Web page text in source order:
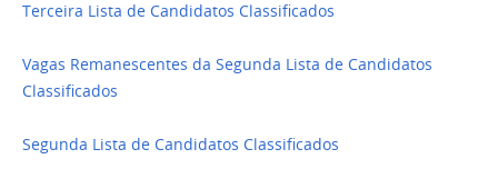
Terceira Lista de Candidatos Classificados
Vagas Remanescentes da Segunda Lista de Candidatos
Classificados
Segunda Lista de Candidatos Classificados